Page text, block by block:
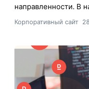
направленности. В
Корпоративный сайт